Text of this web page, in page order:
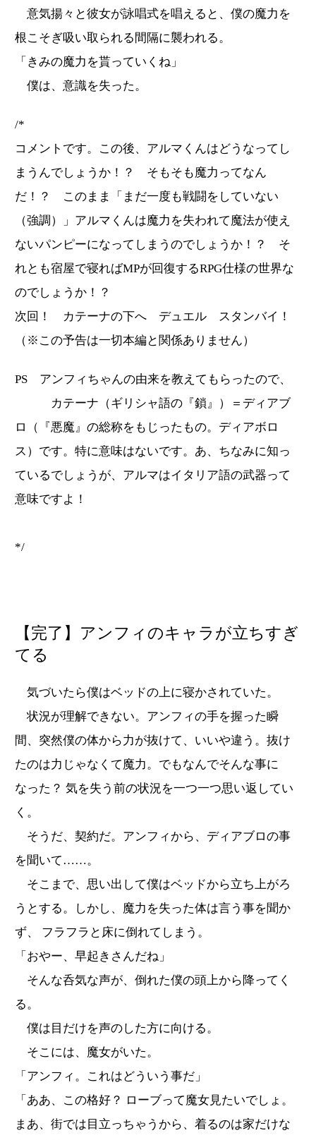
意気揚々と彼女が詠唱式を唱えると、僕の魔力を
根こそぎ吸い取られる間隔に襲われる。
「きみの魔力を貰っていくね」
僕は、意識を失った。
/*
コメントです。この後、アルマくんはどうなってし
まうんでしょうか！？ そもそも魔力ってなん
だ！？ このまま「まだ一度も戦闘をしていない
（強調）」アルマくんは魔力を失われて魔法が使え
ないパンピーになってしまうのでしょうか！？ そ
れとも宿屋で寝ればMPが回復するRPG仕様の世界な
のでしょうか！？
次回！ カテーナの下へ デュエル スタンバイ！
（※この予告は一切本編と関係ありません）
PS アンフィちゃんの由来を教えてもらったので、
カテーナ（ギリシャ語の『鎖』）＝ディアブ
ロ（『悪魔』の総称をもじったもの。ディアボロ
ス）です。特に意味はないです。あ、ちなみに知っ
ているでしょうが、アルマはイタリア語の武器って
意味ですよ！
*/
【完了】アンフィのキャラが立ちすぎ
てる
気づいたら僕はベッドの上に寝かされていた。
状況が理解できない。アンフィの手を握った瞬
間、突然僕の体から力が抜けて、いいや違う。抜け
たのは力じゃなくて魔力。でもなんでそんな事に
なった？ 気を失う前の状況を一つ一つ思い返してい
く。
そうだ、契約だ。アンフィから、ディアブロの事
を聞いて……。
そこまで、思い出して僕はベッドから立ち上がろ
うとする。しかし、魔力を失った体は言う事を聞か
ず、 フラフラと床に倒れてしまう。
「おやー、早起きさんだね」
そんな呑気な声が、倒れた僕の頭上から降ってく
る。
僕は目だけを声のした方に向ける。
そこには、魔女がいた。
「アンフィ。これはどういう事だ」
「ああ、この格好？ ローブって魔女見たいでしょ。
まあ、街では目立っちゃうから、着るのは家だけな